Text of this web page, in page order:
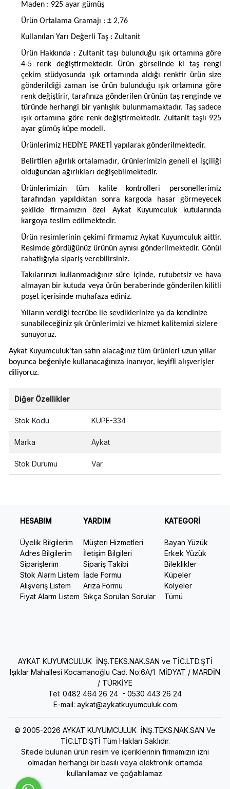
Maden : 925 ayar gümüş
Ürün Ortalama Gramajı : ± 2,76
Kullanılan Yarı Değerli Taş : Zultanit
Ürün Hakkında : Zultanit taşı bulunduğu ışık ortamına göre
4-5 renk değiştirmektedir. Ürün görselinde ki taş rengi
çekim stüdyosunda ışık ortamında aldığı renktir ürün size
gönderildiği zaman ise ürün bulunduğu ışık ortamına göre
renk değiştirir, tarafınıza gönderilen ürünün taş renginde ve
türünde herhangi bir yanlışlık bulunmamaktadır. Taş sadece
ışık ortamına göre renk değiştirmektedir. Zultanit taşlı 925
ayar gümüş küpe modeli.
Ürünlerimiz HEDİYE PAKETİ yapılarak gönderilmektedir.
Belirtilen ağırlık ortalamadır, ürünlerimizin geneli el işçiliği
olduğundan ağırlıkları değişebilmektedir.
Ürünlerimizin tüm kalite kontrolleri personellerimiz
tarafından yapıldıktan sonra kargoda hasar görmeyecek
şekilde firmamızın özel Aykat Kuyumculuk kutularında
kargoya teslim edilmektedir.
Ürün resimlerinin çekimi firmamız Aykat Kuyumculuk aittir.
Resimde gördüğünüz ürünün aynısı gönderilmektedir. Gönül
rahatlığıyla sipariş verebilirsiniz.
Takılarınızı kullanmadığınız süre içinde, rutubetsiz ve hava
almayan bir kutuda veya ürün beraberinde gönderilen kilitli
poşet içerisinde muhafaza ediniz.
Yılların verdiği tecrübe ile sevdiklerinize ya da kendinize
sunabileceğiniz şık ürünlerimizi ve hizmet kalitemizi sizlere
sunuyoruz.
Aykat Kuyumculuk'tan satın alacağınız tüm ürünleri uzun yıllar
boyunca beğeniyle kullanacağınıza inanıyor, keyifli alışverişler
diliyoruz.
Diğer Özellikler
Stok Kodu KUPE-334
Marka Aykat
Stok Durumu Var
HESABIM
Üyelik Bilgilerim
Adres Bilgilerim
Siparişlerim
Stok Alarm Listem
Alışveriş Listem
Fiyat Alarm Listem
YARDIM
Müşteri Hizmetleri
İletişim Bilgileri
Sipariş Takibi
İade Formu
Arıza Formu
Sıkça Sorulan Sorular
KATEGORİ
Bayan Yüzük
Erkek Yüzük
Bileklikler
Küpeler
Kolyeler
Tümü
AYKAT KUYUMCULUK İNŞ.TEKS.NAK.SAN ve TİC.LTD.ŞTİ
Işıklar Mahallesi Kocamanoğlu Cad. No:6A/1 MİDYAT / MARDİN
/ TÜRKİYE
Tel: 0482 464 26 24 - 0530 443 26 24
E-mail: aykat@aykatkuyumculuk.com
© 2005-2026 AYKAT KUYUMCULUK İNŞ.TEKS.NAK.SAN Ve
TİC.LTD.ŞTİ Tüm Hakları Saklıdır.
Sitede bulunan ürün resim ve içeriklerinin firmamızın izni
olmadan herhangi bir basılı veya elektronik ortamda
kullanılamaz ve çoğaltılamaz.